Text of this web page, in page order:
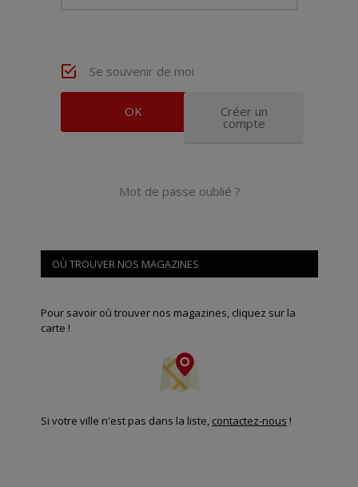
Se souvenir de moi
Créer un
compte
Mot de passe oublié ?
OÙ TROUVER NOS MAGAZINES
Pour savoir où trouver nos magazines, cliquez sur la
carte !
Si votre ville n'est pas dans la liste, contactez-nous !